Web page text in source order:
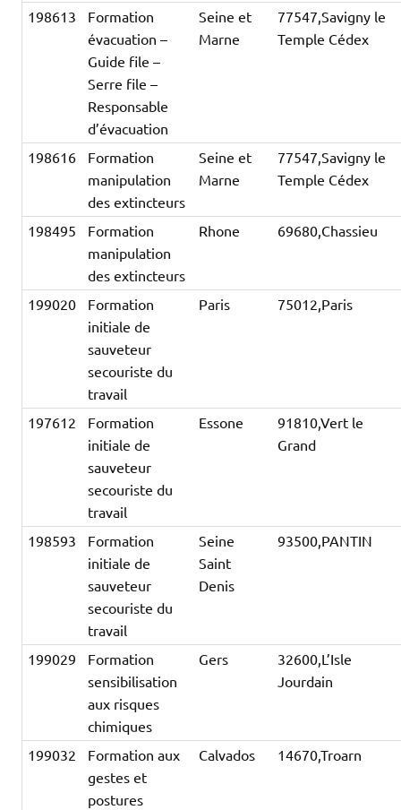
198613
Formation
évacuation –
Guide file –
Serre file –
Responsable
d’évacuation
Seine et
Marne
77547,Savigny le
Temple Cédex
198616
Formation
manipulation
des extincteurs
Seine et
Marne
77547,Savigny le
Temple Cédex
198495
Formation
manipulation
des extincteurs
Rhone 69680,Chassieu
199020
Formation
initiale de
sauveteur
secouriste du
travail
Paris 75012,Paris
197612
Formation
initiale de
sauveteur
secouriste du
travail
Essone
91810,Vert le
Grand
198593
Formation
initiale de
sauveteur
secouriste du
travail
Seine
Saint
Denis
93500,PANTIN
199029
Formation
sensibilisation
aux risques
chimiques
Gers
32600,L’Isle
Jourdain
199032
Formation aux
gestes et
postures
Calvados 14670,Troarn